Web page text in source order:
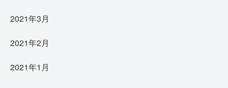
2021年3月
2021年2月
2021年1月